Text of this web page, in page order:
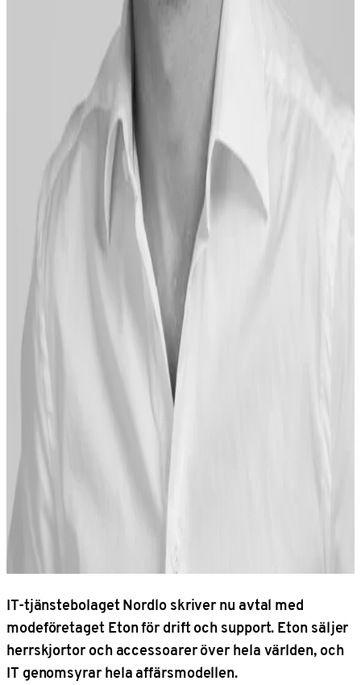
IT-tjänstebolaget Nordlo skriver nu avtal med
modeföretaget Eton för drift och support. Eton säljer
herrskjortor och accessoarer över hela världen, och
IT genomsyrar hela affärsmodellen.